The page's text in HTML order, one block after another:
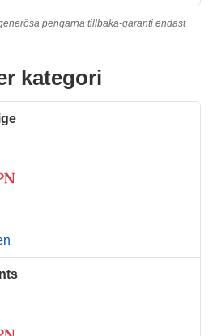
pengarna tillbaka-garanti endast
kategori